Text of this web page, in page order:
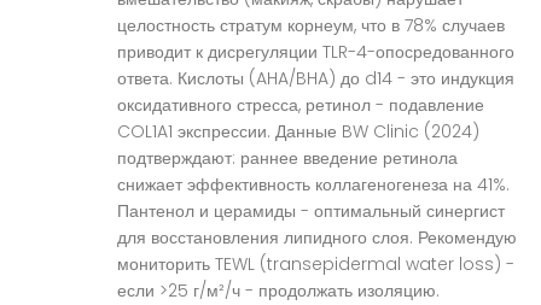
целостность стратум корнеум, что в 78% случаев
приводит к дисрегуляции TLR-4-опосредованного
ответа. Кислоты (AHA/BHA) до d14 - это индукция
оксидативного стресса, ретинол - подавление
COL1A1 экспрессии. Данные BW Clinic (2024)
подтверждают: раннее введение ретинола
снижает эффективность коллагеногенеза на 41%.
Пантенол и церамиды - оптимальный синергист
для восстановления липидного слоя. Рекомендую
мониторить TEWL (transepidermal water loss) -
если >25 г/м²/ч - продолжать изоляцию.